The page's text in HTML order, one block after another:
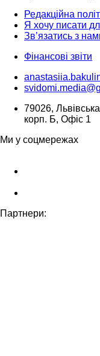
Редакційна
Я хочу писати
Зв’язатись з
Фінансові звіти
79026,
корп. Б, Офіс 1
Ми у соцмережах
Партнери: